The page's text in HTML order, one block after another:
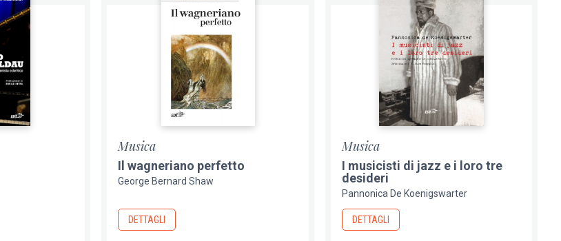
Musica
Il wagneriano perfetto
George Bernard Shaw
DETTAGLI
Musica
I musicisti di jazz e i loro tre
desideri
Pannonica De Koenigswarter
DETTAGLI